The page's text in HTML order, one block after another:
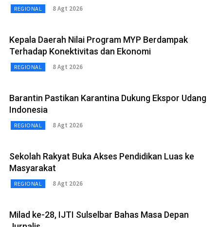
REGIONAL 8 Agt 2026
Kepala Daerah Nilai Program MYP Berdampak
Terhadap Konektivitas dan Ekonomi
REGIONAL 8 Agt 2026
Barantin Pastikan Karantina Dukung Ekspor Udang
Indonesia
REGIONAL 8 Agt 2026
Sekolah Rakyat Buka Akses Pendidikan Luas ke
Masyarakat
REGIONAL 8 Agt 2026
Milad ke-28, IJTI Sulselbar Bahas Masa Depan